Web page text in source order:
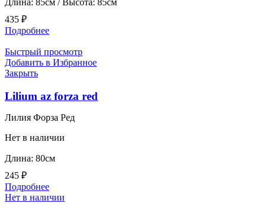
Длина: 85см / Высота: 85см
435 ₽
Подробнее
Быстрый просмотр
Добавить в Избранное
Закрыть
Lilium az forza red
Лилия Форза Ред
Нет в наличии
Длина: 80см
245 ₽
Подробнее
Нет в наличии